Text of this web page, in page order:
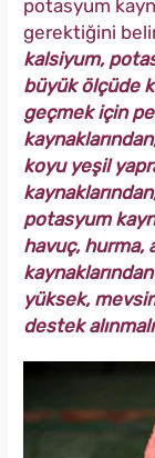
potasyum
gerektiğini
kalsiyum,
büyük ölçüde
geçmek için
koyu yeşil
potasyum
havuç, hurma,
yüksek,
destek